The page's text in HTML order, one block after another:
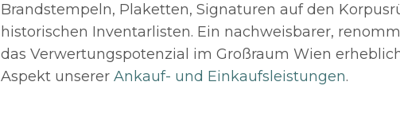
Brandstempeln, Plaketten, Signaturen auf den
historischen Inventarlisten. Ein nachweisbarer,
das Verwertungspotenzial im Großraum Wien
Aspekt unserer Ankauf- und Einkaufsleistungen.